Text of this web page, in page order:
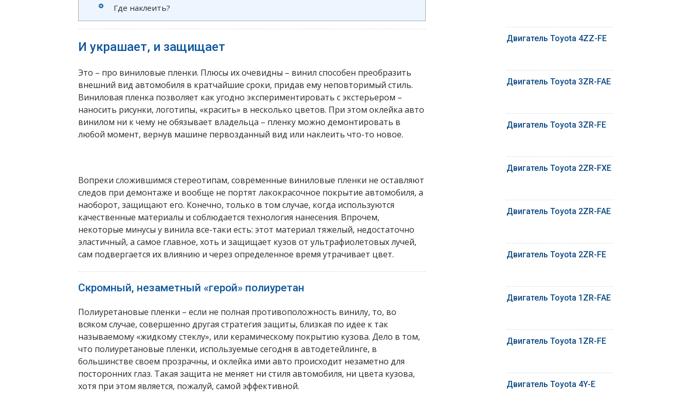
Где наклеить?
И украшает, и защищает
Это – про виниловые пленки. Плюсы их очевидны – винил способен преобразить
внешний вид автомобиля в кратчайшие сроки, придав ему неповторимый стиль.
Виниловая пленка позволяет как угодно экспериментировать с экстерьером –
наносить рисунки, логотипы, «красить» в несколько цветов. При этом оклейка авто
винилом ни к чему не обязывает владельца – пленку можно демонтировать в
любой момент, вернув машине первозданный вид или наклеить что-то новое.
Вопреки сложившимся стереотипам, современные виниловые пленки не оставляют
следов при демонтаже и вообще не портят лакокрасочное покрытие автомобиля, а
наоборот, защищают его. Конечно, только в том случае, когда используются
качественные материалы и соблюдается технология нанесения. Впрочем,
некоторые минусы у винила все-таки есть: этот материал тяжелый, недостаточно
эластичный, а самое главное, хоть и защищает кузов от ультрафиолетовых лучей,
сам подвергается их влиянию и через определенное время утрачивает цвет.
Скромный, незаметный «герой» полиуретан
Полиуретановые пленки – если не полная противоположность винилу, то, во
всяком случае, совершенно другая стратегия защиты, близкая по идее к так
называемому «жидкому стеклу», или керамическому покрытию кузова. Дело в том,
что полиуретановые пленки, используемые сегодня в автодетейлинге, в
большинстве своем прозрачны, и оклейка ими авто происходит незаметно для
посторонних глаз. Такая защита не меняет ни стиля автомобиля, ни цвета кузова,
хотя при этом является, пожалуй, самой эффективной.
Двигатель Toyota 4ZZ-FE
Двигатель Toyota 3ZR-FAE
Двигатель Toyota 3ZR-FE
Двигатель Toyota 2ZR-FXE
Двигатель Toyota 2ZR-FAE
Двигатель Toyota 2ZR-FE
Двигатель Toyota 1ZR-FAE
Двигатель Toyota 1ZR-FE
Двигатель Toyota 4Y-E